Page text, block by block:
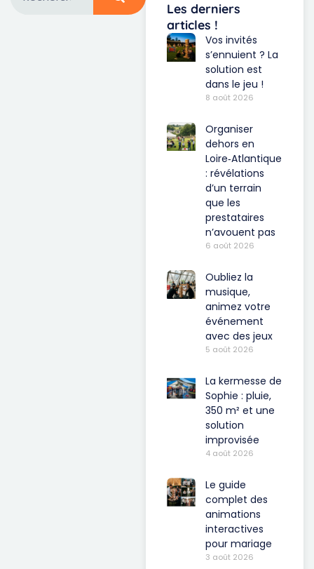
Les derniers
articles !
Vos invités
s’ennuient ? La
solution est
dans le jeu !
8 août 2026
Organiser
dehors en
Loire‑Atlantique
: révélations
d’un terrain
que les
prestataires
n’avouent pas
6 août 2026
Oubliez la
musique,
animez votre
événement
avec des jeux
5 août 2026
La kermesse de
Sophie : pluie,
350 m² et une
solution
improvisée
4 août 2026
Le guide
complet des
animations
interactives
pour mariage
3 août 2026